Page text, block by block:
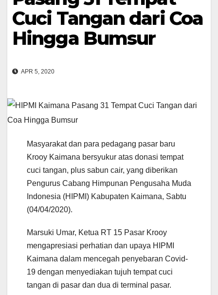
Cuci Tangan dari Coa
Hingga Bumsur
APR 5, 2020
Masyarakat dan para pedagang pasar baru
Krooy Kaimana bersyukur atas donasi tempat
cuci tangan, plus sabun cair, yang diberikan
Pengurus Cabang Himpunan Pengusaha Muda
Indonesia (HIPMI) Kabupaten Kaimana, Sabtu
(04/04/2020).
Marsuki Umar, Ketua RT 15 Pasar Krooy
mengapresiasi perhatian dan upaya HIPMI
Kaimana dalam mencegah penyebaran Covid-
19 dengan menyediakan tujuh tempat cuci
tangan di pasar dan dua di terminal pasar.